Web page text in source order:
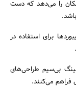
را می‌دهد که دست
برای استفاده در
بی‌سیم طراحی‌های
فراهم می‌کنند.